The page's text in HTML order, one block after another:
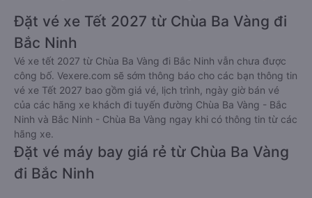
Đặt vé xe Tết 2027 từ Chùa Ba Vàng đi
Bắc Ninh
Vé xe tết 2027 từ Chùa Ba Vàng đi Bắc Ninh vẫn chưa được
công bố. Vexere.com sẽ sớm thông báo cho các bạn thông tin
vé xe Tết 2027 bao gồm giá vé, lịch trình, ngày giờ bán vé
của các hãng xe khách đi tuyến đường Chùa Ba Vàng - Bắc
Ninh và Bắc Ninh - Chùa Ba Vàng ngay khi có thông tin từ các
hãng xe.
Đặt vé máy bay giá rẻ từ Chùa Ba Vàng
đi Bắc Ninh